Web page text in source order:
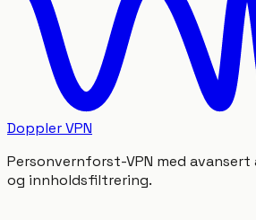
Doppler VPN
Personvernforst-VPN med
og innholdsfiltrering.